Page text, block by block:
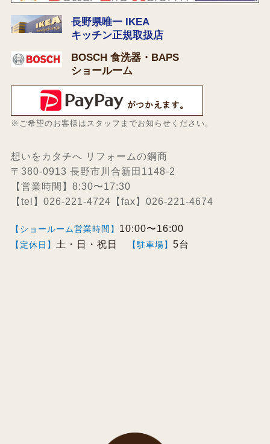
長野県唯一 IKEA
キッチン正規取扱店
BOSCH 食洗器・BAPS
ショールーム
※ご希望のお客様はスタッフまでお知らせください。
想いをカタチへ リフォームの鋼商
〒380-0913 長野市川合新田1148-2
【営業時間】8:30〜17:30
【tel】026-221-4724【fax】026-221-4674
【ショールーム営業時間】 10:00〜16:00
【定休日】 土・日・祝日 【駐車場】 5台